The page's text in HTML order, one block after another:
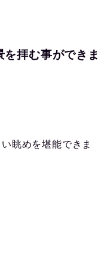
拝む事ができま
眺めを堪能できま